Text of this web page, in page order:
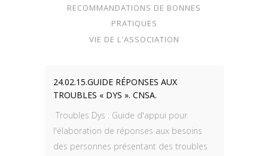
RECOMMANDATIONS DE BONNES
PRATIQUES
VIE DE L'ASSOCIATION
24.02.15.GUIDE RÉPONSES AUX
TROUBLES « DYS ». CNSA.
Troubles Dys : Guide d'appui pour
l'élaboration de réponses aux besoins
des personnes présentant des troubles